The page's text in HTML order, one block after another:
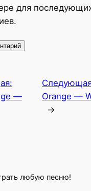
для
—
Orange —
→
любую песню!